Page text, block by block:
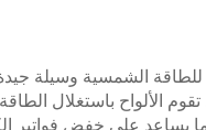
للطاقة الشمسية وسيلة
الألواح باستغلال الطاقة